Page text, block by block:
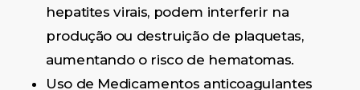
hepatites virais, podem interferir na
produção ou destruição de plaquetas,
aumentando o risco de hematomas.
Uso de Medicamentos anticoagulantes